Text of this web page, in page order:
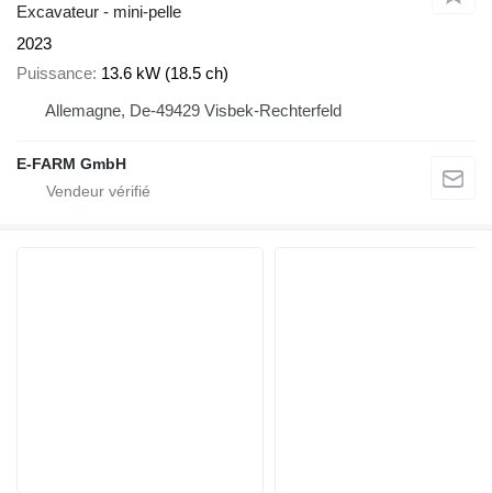
Excavateur - mini-pelle
2023
Puissance 13.6 kW (18.5 ch)
Allemagne, De-49429 Visbek-Rechterfeld
E-FARM GmbH